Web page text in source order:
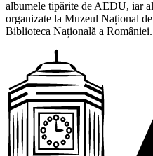
albumele tipărite de AEDU, iar
organizate la Muzeul Național
Biblioteca Națională a României.